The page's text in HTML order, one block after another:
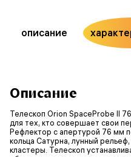
описание
Описание
Телескоп Orion SpaceProbe II
для тех, кто совершает свои
Рефлектор с апертурой 76 мм
кольца Сатурна, лунный
кластеры. Телескоп